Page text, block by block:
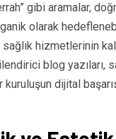
gibi aramalar,
olarak
sağlık hizmetlerinin
blog yazıları,
dijital